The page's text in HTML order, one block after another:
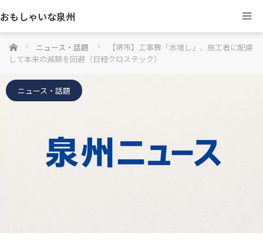
おもしゃいな泉州
ホーム ニュース・話題
【堺市】工事費「水増し」、施工者に配慮
して本来の減額を回避（日経クロステック）
ニュース・話題